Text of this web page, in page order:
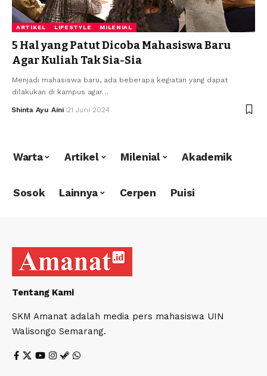
ARTIKEL LIFESTYLE MILENIAL
5 Hal yang Patut Dicoba Mahasiswa Baru
Agar Kuliah Tak Sia-Sia
Menjadi mahasiswa baru, ada beberapa kegiatan yang dapat
dilakukan di kampus agar…
Shinta Ayu Aini 21 Juni 2024
Warta Artikel Milenial Akademik
Sosok Lainnya Cerpen Puisi
Tentang Kami
SKM Amanat adalah media pers mahasiswa UIN
Walisongo Semarang.